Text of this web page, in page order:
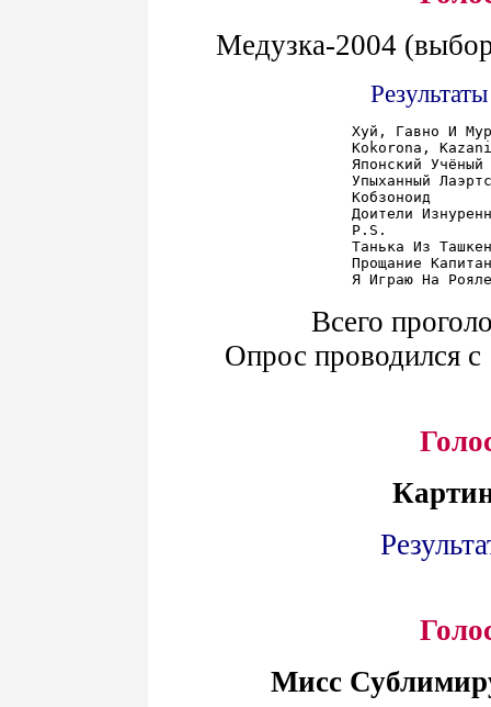
Медузка-2004
Результаты
Хуй, Гавно И
Kokorona,
Японский
Упыханный
Кобзоноид
Доители
P.S.
Танька Из
Прощание
Всего
Опрос проводился
Мисс